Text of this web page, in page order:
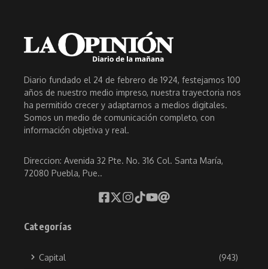
Diario fundado el 24 de febrero de 1924, festejamos 100
años de nuestro medio impreso, nuestra trayectoria nos
ha permitido crecer y adaptarnos a medios digitales.
Somos un medio de comunicación completo, con
información objetiva y real.
Direccion: Avenida 32 Pte. No. 316 Col. Santa María,
72080 Puebla, Pue..
Categorías
Capital (943)